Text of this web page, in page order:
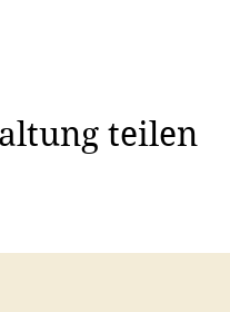
teilen